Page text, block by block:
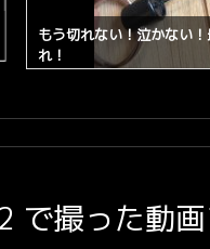
もう切れない！泣かない
れ！
で撮った動